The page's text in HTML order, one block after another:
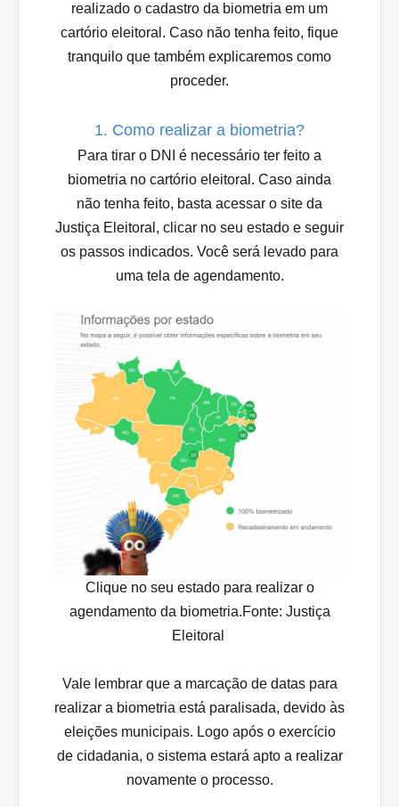
realizado o cadastro da biometria em um
cartório eleitoral. Caso não tenha feito, fique
tranquilo que também explicaremos como
proceder.
1. Como realizar a biometria?
Para tirar o DNI é necessário ter feito a
biometria no cartório eleitoral. Caso ainda
não tenha feito, basta acessar o site da
Justiça Eleitoral , clicar no seu estado e seguir
os passos indicados. Você será levado para
uma tela de agendamento.
Clique no seu estado para realizar o
agendamento da biometria.Fonte: Justiça
Eleitoral
Vale lembrar que a marcação de datas para
realizar a biometria está paralisada, devido às
eleições municipais. Logo após o exercício
de cidadania, o sistema estará apto a realizar
novamente o processo.